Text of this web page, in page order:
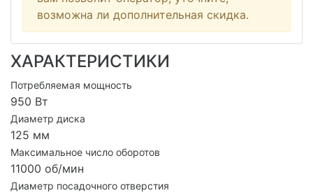
возможна ли дополнительная скидка.
ХАРАКТЕРИСТИКИ
Потребляемая мощность
950 Вт
Диаметр диска
125 мм
Максимальное число оборотов
11000 об/мин
Диаметр посадочного отверстия